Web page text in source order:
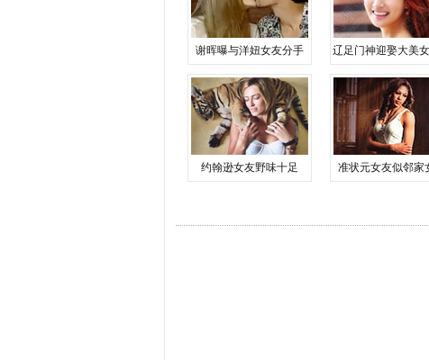
谢晖曝与洋妞女友分手 辽足门神迎娶大美
约翰逊女友野味十足 准状元女友似邻家